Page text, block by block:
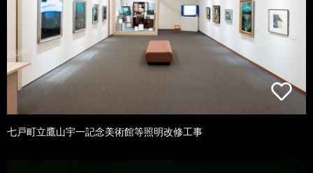
七戸町立鷹山宇一記念美術館等照明改修工事